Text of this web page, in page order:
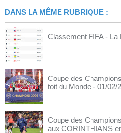
DANS LA MÊME RUBRIQUE :
Classement FIFA - La
Coupe des
toit du Monde - 01/02/
Coupe des
aux CORINTHIANS